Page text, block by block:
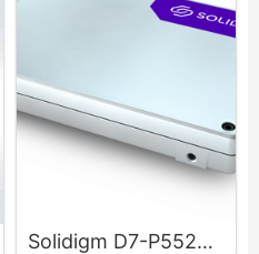
Solidigm D7-P5520数据中心固态硬盘